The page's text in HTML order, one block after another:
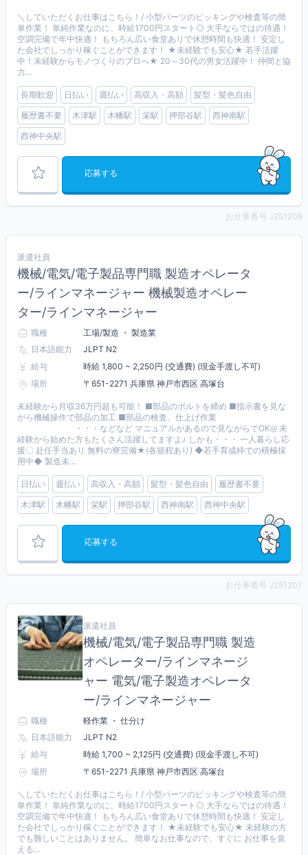
＼していただくお仕事はこちら！/ 小型パーツのピッキングや検査等の簡
単作業！ 単純作業なのに、時給1700円スタート◎ 大手ならではの待遇！
空調完備で年中快適！ もちろん広い食堂ありで休憩時間も快適！ 安定し
た会社でしっかり稼ぐことができます！ ★未経験でも安心★ 若手活躍
中！未経験からモノづくりのプロへ★ 20～30代の男女活躍中！ 仲間と協
力...
長期歓迎 日払い 週払い 高収入・高額
髪型・髪色自由
履歴書不要
木津駅 木幡駅 栄駅 押部谷駅
西神南駅
西神中央駅
応募する
お仕事番号 J251208
派遣社員
機械/電気/電子製品専門職 製造オペレータ
ー/ラインマネージャー 機械製造オペレー
ター/ラインマネージャー
職種
工場/製造 ・ 製造業
日本語能力
JLPT N2
給与
時給 1,800 ~ 2,250円 (交通費) (現金手渡し不可)
場所
〒651-2271 兵庫県 神戸市西区 高塚台
未経験から月収36万円超も可能！ ■部品のボルトを締め ■指示書を見な
がら機械操作で部品の加工 ■部品の検査、仕上げ作業
・・・などなど マニュアルがあるので見ながらでOK◎ 未
経験から始めた方もたくさん活躍してますよ♪ しかも・・・ 一人暮らし応
援〇 赴任手当あり 無料の寮完備★(各規程あり) ◆若手育成枠での積極採
用中◆ 製造未...
日払い 週払い 高収入・高額 髪型・髪色自由
履歴書不要
木津駅
木幡駅 栄駅 押部谷駅 西神南駅 西神中央駅
応募する
お仕事番号 J251207
派遣社員
機械/電気/電子製品専門職 製造
オペレーター/ラインマネージ
ャー 電気/電子製造オペレータ
ー/ラインマネージャー
職種
軽作業 ・ 仕分け
日本語能力
JLPT N2
給与
時給 1,700 ~ 2,125円 (交通費) (現金手渡し不可)
場所
〒651-2271 兵庫県 神戸市西区 高塚台
＼していただくお仕事はこちら！/ 小型パーツのピッキングや検査等の簡
単作業！ 単純作業なのに、時給1700円スタート◎ 大手ならではの待遇！
空調完備で年中快適！ もちろん広い食堂ありで休憩時間も快適！ 安定し
た会社でしっかり稼ぐことができます！ ★未経験でも安心★ 未経験の方
でも難しいことはありません。 簡単なお仕事なので、すぐに お仕事を覚
える...